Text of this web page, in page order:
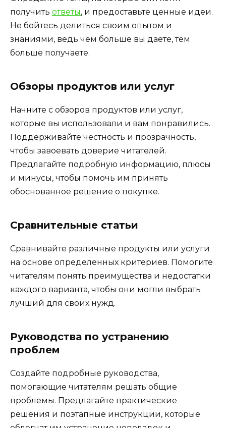
получить ответы, и предоставьте ценные идеи.
Не бойтесь делиться своим опытом и
знаниями, ведь чем больше вы даете, тем
больше получаете.
Обзоры продуктов или услуг
Начните с обзоров продуктов или услуг,
которые вы использовали и вам понравились.
Поддерживайте честность и прозрачность,
чтобы завоевать доверие читателей.
Предлагайте подробную информацию, плюсы
и минусы, чтобы помочь им принять
обоснованное решение о покупке.
Сравнительные статьи
Сравнивайте различные продукты или услуги
на основе определенных критериев. Помогите
читателям понять преимущества и недостатки
каждого варианта, чтобы они могли выбрать
лучший для своих нужд.
Руководства по устранению
проблем
Создайте подробные руководства,
помогающие читателям решать общие
проблемы. Предлагайте практические
решения и поэтапные инструкции, которые